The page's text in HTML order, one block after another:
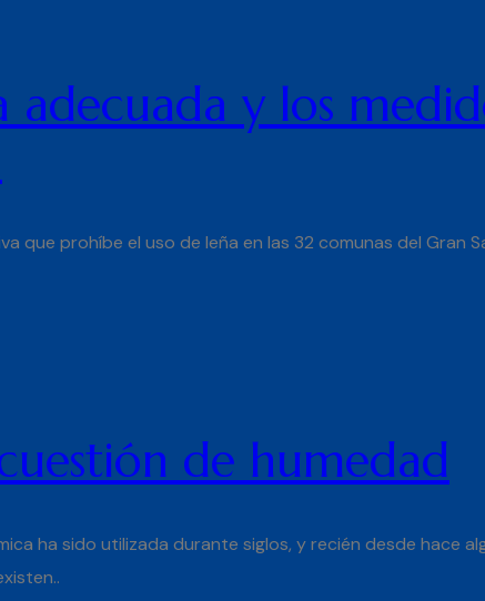
adecuada y los
que prohíbe el uso de leña en las 32 comunas del Gran
de humedad
ha sido utilizada durante siglos, y recién desde hace